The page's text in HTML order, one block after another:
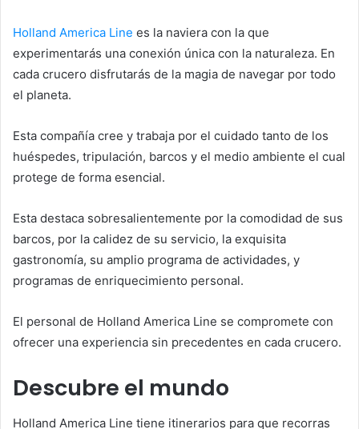
Holland America Line es la naviera con la que
experimentarás una conexión única con la naturaleza. En
cada crucero disfrutarás de la magia de navegar por todo
el planeta.
Esta compañía cree y trabaja por el cuidado tanto de los
huéspedes, tripulación, barcos y el medio ambiente el cual
protege de forma esencial.
Esta destaca sobresalientemente por la comodidad de sus
barcos, por la calidez de su servicio, la exquisita
gastronomía, su amplio programa de actividades, y
programas de enriquecimiento personal.
El personal de Holland America Line se compromete con
ofrecer una experiencia sin precedentes en cada crucero.
Descubre el mundo
Holland America Line tiene itinerarios para que recorras